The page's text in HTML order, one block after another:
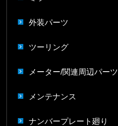
外装パーツ
ツーリング
メーター/関連周辺パーツ
メンテナンス
ナンバープレート廻り